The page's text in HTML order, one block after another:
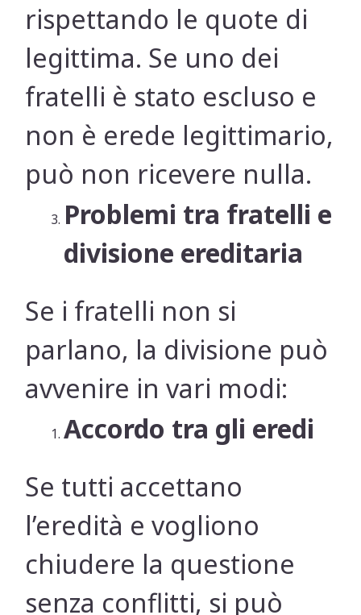
rispettando le quote di
legittima. Se uno dei
fratelli è stato escluso e
non è erede legittimario,
può non ricevere nulla.
Problemi tra fratelli e
divisione ereditaria
Se i fratelli non si
parlano, la divisione può
avvenire in vari modi:
Accordo tra gli eredi
Se tutti accettano
l’eredità e vogliono
chiudere la questione
senza conflitti, si può